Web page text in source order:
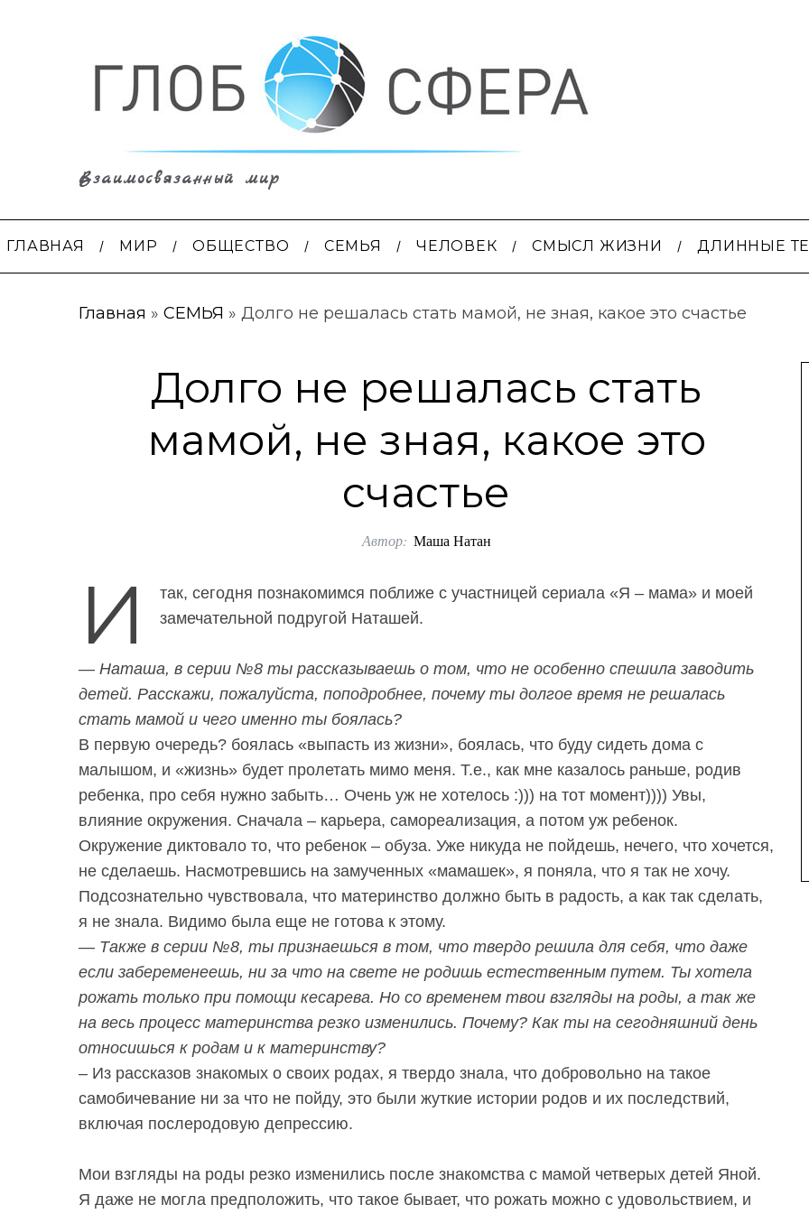
Взаимосвязанный мир
ГЛАВНАЯ МИР ОБЩЕСТВО СЕМЬЯ ЧЕЛОВЕК СМЫСЛ ЖИЗНИ ДЛИННЫЕ
Главная » СЕМЬЯ » Долго не решалась стать мамой, не зная, какое это счастье
Долго не решалась стать
мамой, не зная, какое это
счастье
Автор: Маша Натан
И
так, сегодня познакомимся поближе с участницей сериала «Я – мама» и моей
замечательной подругой Наташей.
— Наташа, в серии №8 ты рассказываешь о том, что не особенно спешила заводить
детей. Расскажи, пожалуйста, поподробнее, почему ты долгое время не решалась
стать мамой и чего именно ты боялась?
В первую очередь? боялась «выпасть из жизни», боялась, что буду сидеть дома с
малышом, и «жизнь» будет пролетать мимо меня. Т.е., как мне казалось раньше, родив
ребенка, про себя нужно забыть… Очень уж не хотелось :))) на тот момент)))) Увы,
влияние окружения. Сначала – карьера, самореализация, а потом уж ребенок.
Окружение диктовало то, что ребенок – обуза. Уже никуда не пойдешь, нечего, что хочется,
не сделаешь. Насмотревшись на замученных «мамашек», я поняла, что я так не хочу.
Подсознательно чувствовала, что материнство должно быть в радость, а как так сделать,
я не знала. Видимо была еще не готова к этому.
— Также в серии №8, ты признаешься в том, что твердо решила для себя, что даже
если забеременеешь, ни за что на свете не родишь естественным путем. Ты хотела
рожать только при помощи кесарева. Но со временем твои взгляды на роды, а так же
на весь процесс материнства резко изменились. Почему? Как ты на сегодняшний день
относишься к родам и к материнству?
– Из рассказов знакомых о своих родах, я твердо знала, что добровольно на такое
самобичевание ни за что не пойду, это были жуткие истории родов и их последствий,
включая послеродовую депрессию.
Мои взгляды на роды резко изменились после знакомства с мамой четверых детей Яной.
Я даже не могла предположить, что такое бывает, что рожать можно с удовольствием, и